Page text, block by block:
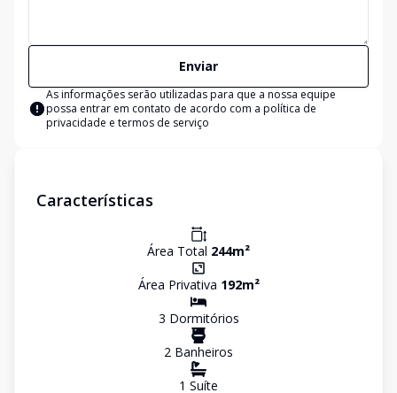
Enviar
As informações serão utilizadas para que a nossa equipe
possa entrar em contato de acordo com a política de
privacidade e termos de serviço
Características
Área Total 244m²
Área Privativa 192m²
3 Dormitórios
2 Banheiros
1 Suíte